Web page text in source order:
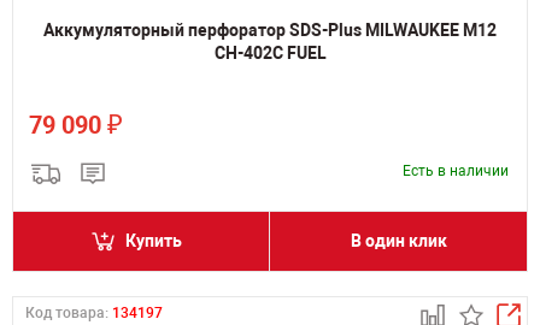
Аккумуляторный перфоратор SDS-Plus MILWAUKEE M12
CH-402C FUEL
79 090 ₽
Есть в наличии
Купить В один клик
Код товара: 134197